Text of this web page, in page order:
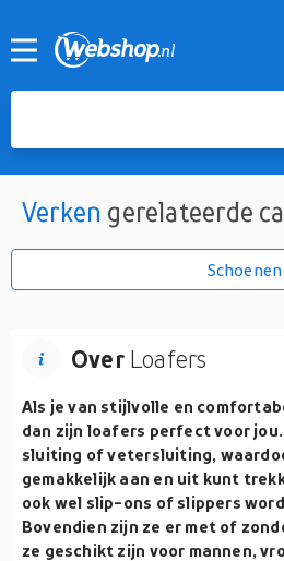
Verken gerelateerde
Schoenen
OverLoafers
Als je van stijlvolle en
dan zijn loafers perfect voor
sluiting of vetersluiting,
gemakkelijk aan en uit kunt
ook wel slip-ons of slippers
Bovendien zijn ze er met of
ze geschikt zijn voor mannen,